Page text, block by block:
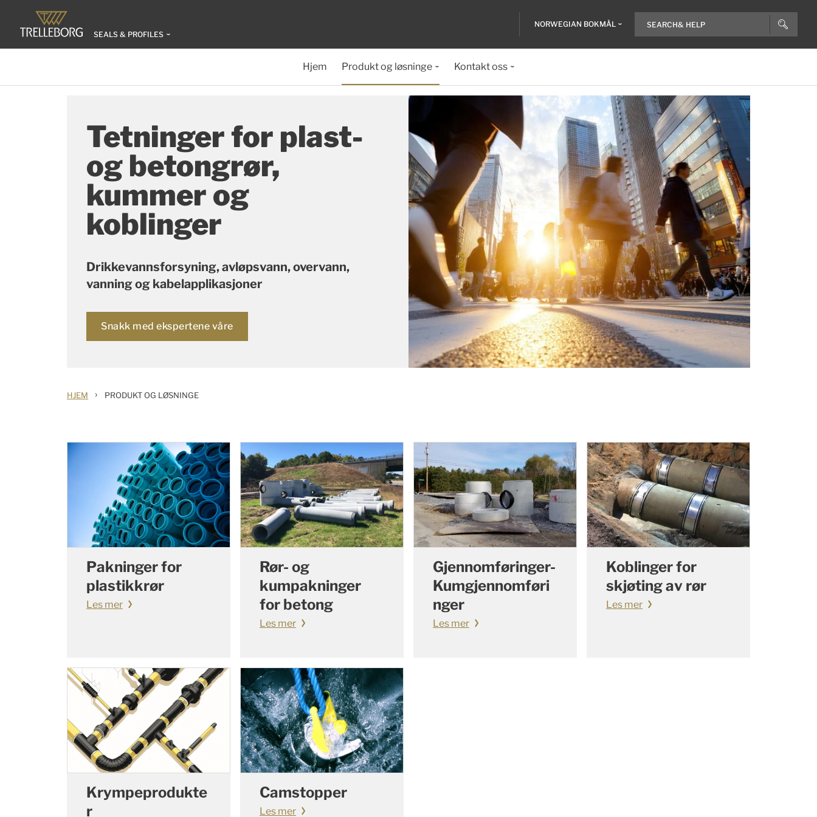
SEALS & PROFILES
NORWEGIAN BOKMÅL
Hjem Produkt og løsninge Kontakt oss
Tetninger for plast-
og betongrør,
kummer og
koblinger
Drikkevannsforsyning, avløpsvann, overvann,
vanning og kabelapplikasjoner
Snakk med ekspertene våre
HJEM › PRODUKT OG LØSNINGE
Pakninger for
plastikkrør
Les mer
Rør- og
kumpakninger
for betong
Les mer
Gjennomføringer-
Kumgjennomføri
nger
Les mer
Koblinger for
skjøting av rør
Les mer
Krympeprodukte
r
Camstopper
Les mer